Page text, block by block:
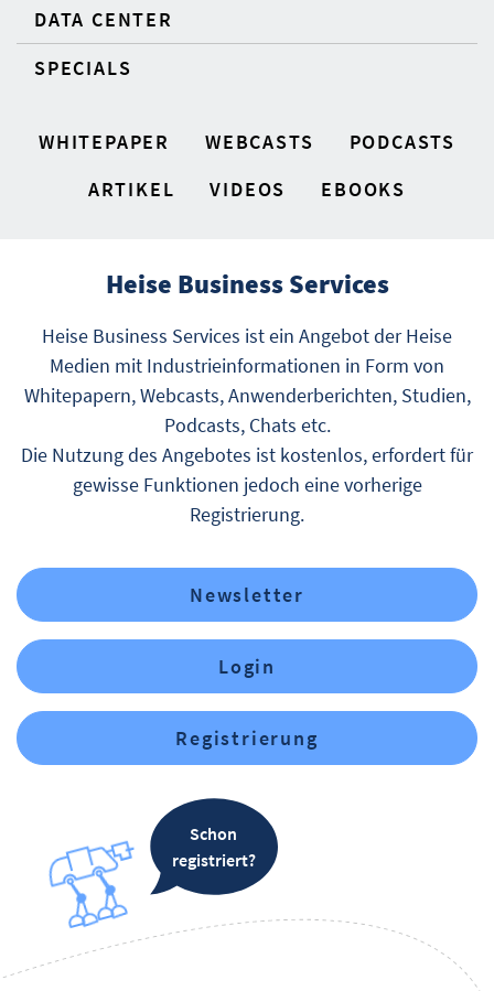
DATA CENTER
SPECIALS
WHITEPAPER WEBCASTS
PODCASTS
ARTIKEL
VIDEOS EBOOKS
Heise Business Services
Heise Business Services ist ein Angebot der Heise
Medien mit Industrieinformationen in Form von
Whitepapern, Webcasts, Anwenderberichten, Studien,
Podcasts, Chats etc.
Die Nutzung des Angebotes ist kostenlos, erfordert für
gewisse Funktionen jedoch eine vorherige
Registrierung.
Newsletter
Login
Registrierung
Schon
registriert?